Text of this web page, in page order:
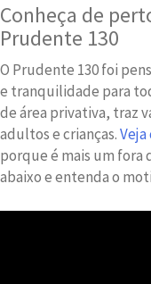
Conheça de
Prudente 130
O Prudente 130 foi
e tranquilidade para
de área privativa, traz
adultos e crianças.
porque é mais um fora
abaixo e entenda o